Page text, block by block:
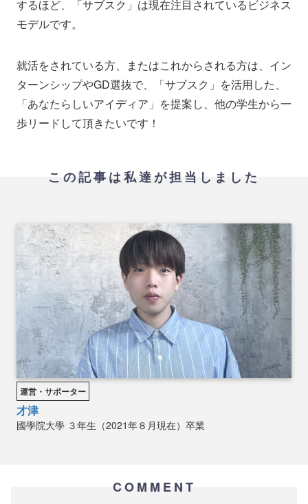
するほど、「サブスク」は現在注目されているビジネス
モデルです。
就活をされている方、またはこれからされる方は、イン
ターンシップやGD選抜で、「サブスク」を活用した、
「あなたらしいアイディア」を提案し、他の学生から一
歩リードして頂きたいです！
この記事は私達が担当しました
運営・サポーター
才津
國學院大學 ３年生（2021年８月現在）卒業
COMMENT